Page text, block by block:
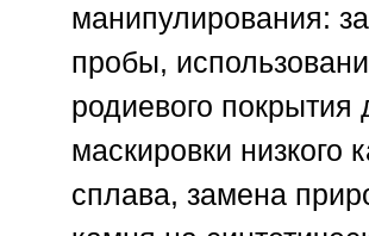
манипулирования:
пробы,
родиевого покрытия
маскировки низкого
сплава, замена